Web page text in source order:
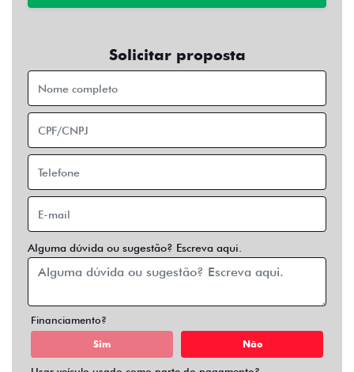
Solicitar proposta
Alguma dúvida ou sugestão? Escreva aqui.
Financiamento?
Sim Não